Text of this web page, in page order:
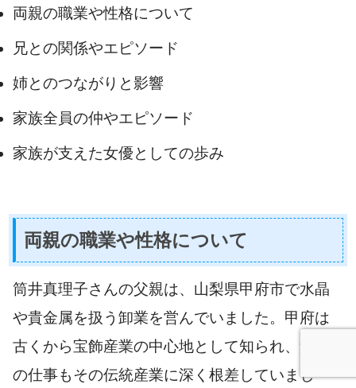
両親の職業や性格について
兄との関係やエピソード
姉とのつながりと影響
家族全員の仲やエピソード
家族が支えた女優としての歩み
両親の職業や性格について
筒井真理子さんの父親は、山梨県甲府市で水晶
や貴金属を扱う卸業を営んでいました。甲府は
古くから宝飾産業の中心地として知られ、父親
の仕事もその伝統産業に深く根差していまし